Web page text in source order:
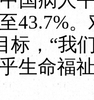
43.7%
标，“我
生命福